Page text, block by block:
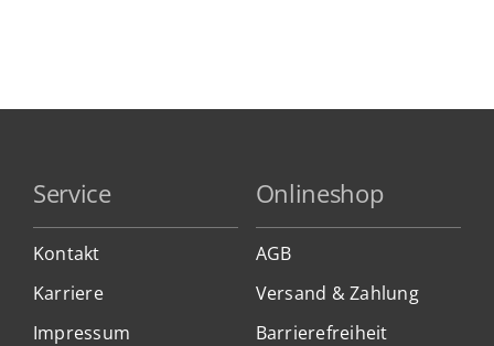
Service
Kontakt
Karriere
Impressum
Onlineshop
AGB
Versand & Zahlung
Barrierefreiheit